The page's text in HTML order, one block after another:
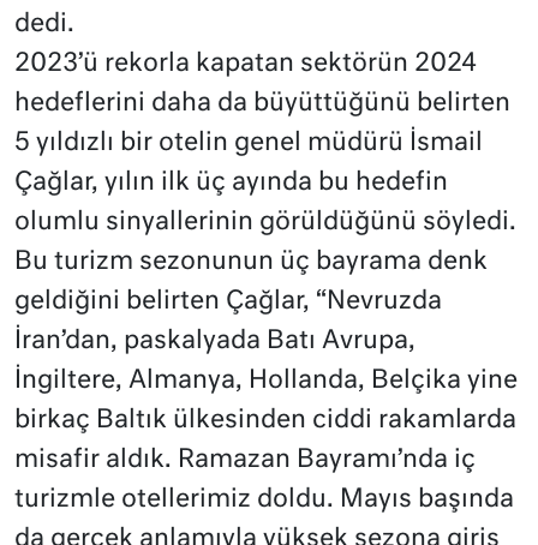
dedi.
2023’ü rekorla kapatan sektörün 2024
hedeflerini daha da büyüttüğünü belirten
5 yıldızlı bir otelin genel müdürü İsmail
Çağlar, yılın ilk üç ayında bu hedefin
olumlu sinyallerinin görüldüğünü söyledi.
Bu turizm sezonunun üç bayrama denk
geldiğini belirten Çağlar, “Nevruzda
İran’dan, paskalyada Batı Avrupa,
İngiltere, Almanya, Hollanda, Belçika yine
birkaç Baltık ülkesinden ciddi rakamlarda
misafir aldık. Ramazan Bayramı’nda iç
turizmle otellerimiz doldu. Mayıs başında